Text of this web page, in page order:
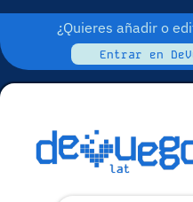
¿Quieres añadir o
Entrar en